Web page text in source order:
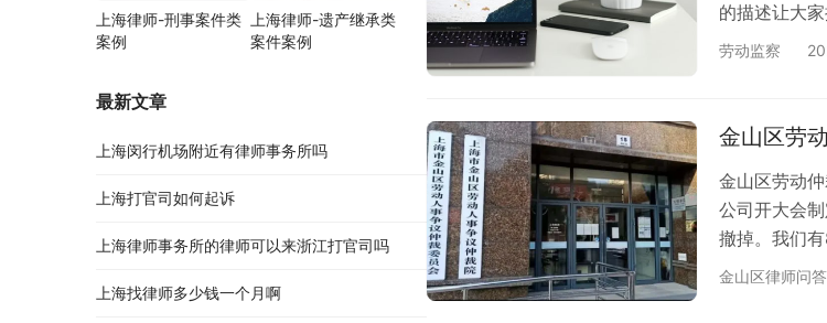
的描述让大
这个机构就
行为，这个
劳动监察
金山区劳
金山区劳动
公司开大会
撤掉。我们
知，说要裁
金山区律师问答
上海律师-刑事案件类
案例
上海律师-遗产继承类
案件案例
最新文章
上海闵行机场附近有律师事务所吗
上海打官司如何起诉
上海律师事务所的律师可以来浙江打官司吗
上海找律师多少钱一个月啊